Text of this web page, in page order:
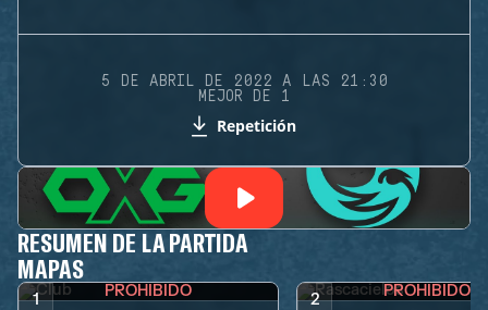
5 DE ABRIL DE 2022 A LAS 21:30
MEJOR DE 1
Repetición
RESUMEN DE LA PARTIDA
MAPAS
1 PROHIBIDO 2 PROHIBIDO